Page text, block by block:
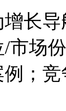
长导
市场
；